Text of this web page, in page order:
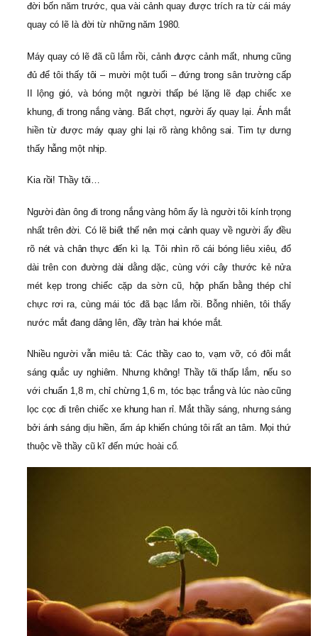
đời bốn năm trước, qua vài cảnh quay được trích ra từ cái máy
quay có lẽ là đời từ những năm 1980.
Máy quay có lẽ đã cũ lắm rồi, cảnh được cảnh mất, nhưng cũng
đủ để tôi thấy tôi – mười một tuổi – đứng trong sân trường cấp
II lộng gió, và bóng một người thấp bé lặng lẽ đạp chiếc xe
khung, đi trong nắng vàng. Bất chợt, người ấy quay lại. Ánh mắt
hiền từ được máy quay ghi lại rõ ràng không sai. Tim tự dưng
thấy hẫng một nhịp.
Kia rồi! Thầy tôi…
Người đàn ông đi trong nắng vàng hôm ấy là người tôi kính trọng
nhất trên đời. Có lẽ biết thế nên mọi cảnh quay về người ấy đều
rõ nét và chân thực đến kì lạ. Tôi nhìn rõ cái bóng liêu xiêu, đổ
dài trên con đường dài dằng dặc, cùng với cây thước kẻ nửa
mét kẹp trong chiếc cặp da sờn cũ, hộp phấn bằng thép chỉ
chực rơi ra, cùng mái tóc đã bạc lắm rồi. Bỗng nhiên, tôi thấy
nước mắt đang dâng lên, đầy tràn hai khóe mắt.
Nhiều người vẫn miêu tả: Các thầy cao to, vạm vỡ, có đôi mắt
sáng quắc uy nghiêm. Nhưng không! Thầy tôi thấp lắm, nếu so
với chuẩn 1,8 m, chỉ chừng 1,6 m, tóc bạc trắng và lúc nào cũng
lọc cọc đi trên chiếc xe khung han rỉ. Mắt thầy sáng, nhưng sáng
bởi ánh sáng dịu hiền, ấm áp khiến chúng tôi rất an tâm. Mọi thứ
thuộc về thầy cũ kĩ đến mức hoài cổ.